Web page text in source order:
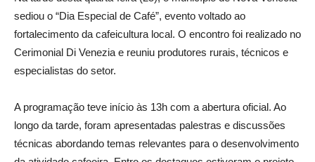
sediou o “Dia Especial de Café”, evento voltado ao
fortalecimento da cafeicultura local. O encontro foi realizado no
Cerimonial Di Venezia e reuniu produtores rurais, técnicos e
especialistas do setor.
A programação teve início às 13h com a abertura oficial. Ao
longo da tarde, foram apresentadas palestras e discussões
técnicas abordando temas relevantes para o desenvolvimento